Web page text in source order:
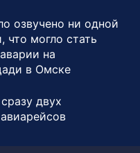
озвучено ни одной
что могло стать
на
в Омске
двух